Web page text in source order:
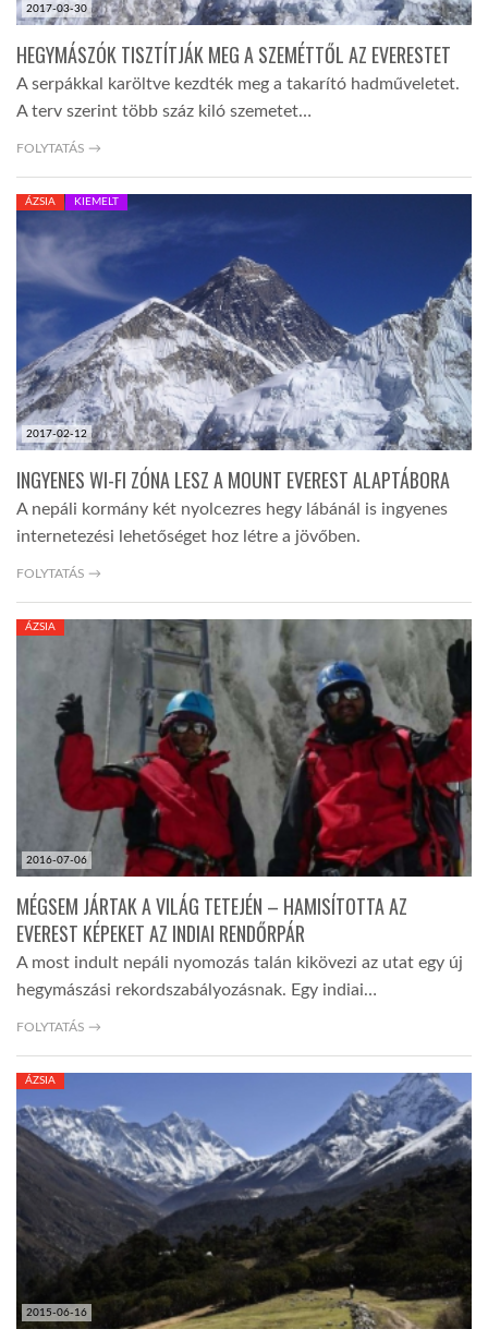
2017-03-30
HEGYMÁSZÓK TISZTÍTJÁK MEG A SZEMÉTTŐL AZ EVERESTET
A serpákkal karöltve kezdték meg a takarító hadműveletet.
A terv szerint több száz kiló szemetet…
FOLYTATÁS →
2017-02-12
ÁZSIA KIEMELT
INGYENES WI-FI ZÓNA LESZ A MOUNT EVEREST ALAPTÁBORA
A nepáli kormány két nyolcezres hegy lábánál is ingyenes
internetezési lehetőséget hoz létre a jövőben.
FOLYTATÁS →
2016-07-06
ÁZSIA
MÉGSEM JÁRTAK A VILÁG TETEJÉN – HAMISÍTOTTA AZ
EVEREST KÉPEKET AZ INDIAI RENDŐRPÁR
A most indult nepáli nyomozás talán kikövezi az utat egy új
hegymászási rekordszabályozásnak. Egy indiai…
FOLYTATÁS →
2015-06-16
ÁZSIA